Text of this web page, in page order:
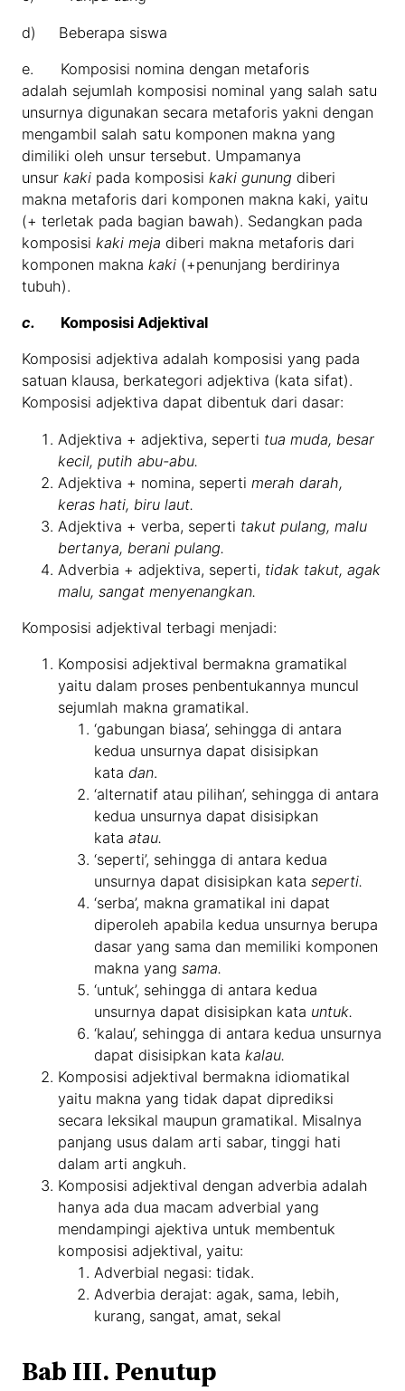
d) Beberapa siswa
e. Komposisi nomina dengan metaforis
adalah sejumlah komposisi nominal yang salah satu
unsurnya digunakan secara metaforis yakni dengan
mengambil salah satu komponen makna yang
dimiliki oleh unsur tersebut. Umpamanya
unsurkaki pada komposisikaki gunung diberi
makna metaforis dari komponen makna kaki, yaitu
(+ terletak pada bagian bawah). Sedangkan pada
komposisikaki meja diberi makna metaforis dari
komponen maknakaki (+penunjang berdirinya
tubuh).
c. Komposisi Adjektival
Komposisi adjektiva adalah komposisi yang pada
satuan klausa, berkategori adjektiva (kata sifat).
Komposisi adjektiva dapat dibentuk dari dasar:
Adjektiva + adjektiva, seperti tua muda, besar
kecil, putih abu-abu.
Adjektiva + nomina, sepertimerah darah,
keras hati, biru laut.
Adjektiva + verba, seperti takut pulang, malu
bertanya, berani pulang.
Adverbia + adjektiva, seperti, tidak takut, agak
malu, sangat menyenangkan.
Komposisi adjektival terbagi menjadi:
Komposisi adjektival bermakna gramatikal
yaitu dalam proses penbentukannya muncul
sejumlah makna gramatikal.
‘gabungan biasa’, sehingga di antara
kedua unsurnya dapat disisipkan
katadan.
‘alternatif atau pilihan’, sehingga di antara
kedua unsurnya dapat disisipkan
kataatau.
‘seperti’, sehingga di antara kedua
unsurnya dapat disisipkan kataseperti.
‘serba’, makna gramatikal ini dapat
diperoleh apabila kedua unsurnya berupa
dasar yang sama dan memiliki komponen
makna yangsama.
‘untuk’, sehingga di antara kedua
unsurnya dapat disisipkan kata untuk.
‘kalau’, sehingga di antara kedua unsurnya
dapat disisipkan katakalau.
Komposisi adjektival bermakna idiomatikal
yaitu makna yang tidak dapat diprediksi
secara leksikal maupun gramatikal. Misalnya
panjang usus dalam arti sabar, tinggi hati
dalam arti angkuh.
Komposisi adjektival dengan adverbia adalah
hanya ada dua macam adverbial yang
mendampingi ajektiva untuk membentuk
komposisi adjektival, yaitu:
Adverbial negasi: tidak.
Adverbia derajat: agak, sama, lebih,
kurang, sangat, amat, sekal
Bab III. Penutup